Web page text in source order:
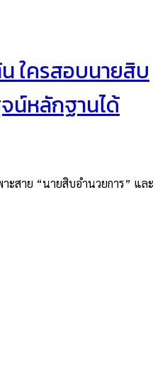
ใครสอบนายสิบ
น์หลักฐานได้
ะสาย “นายสิบอำนวยการ” และ